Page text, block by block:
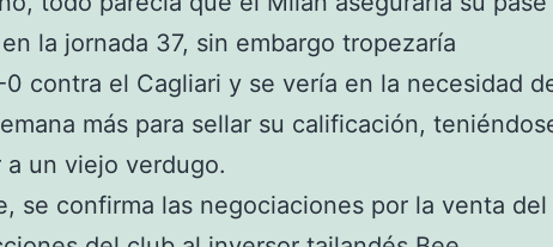
la jornada 37, sin embargo tropezaría
contra el Cagliari y se vería en la necesidad
más para sellar su calificación,
un viejo verdugo.
se confirma las negociaciones por la venta del